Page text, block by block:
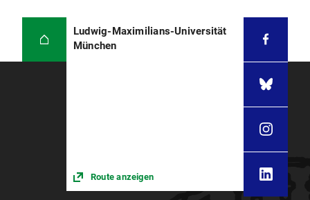
Ludwig-Maximilians-Universität
München
Route anzeigen